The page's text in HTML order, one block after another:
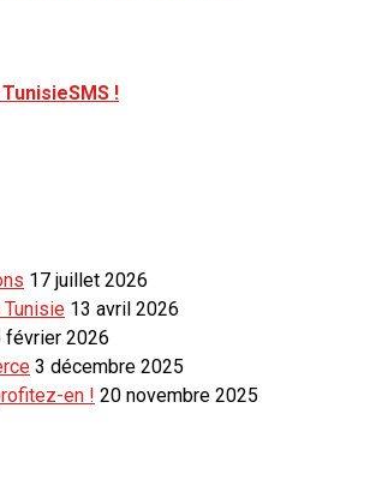
!
17 juillet 2026
13 avril 2026
février 2026
3 décembre 2025
en ! 20 novembre 2025